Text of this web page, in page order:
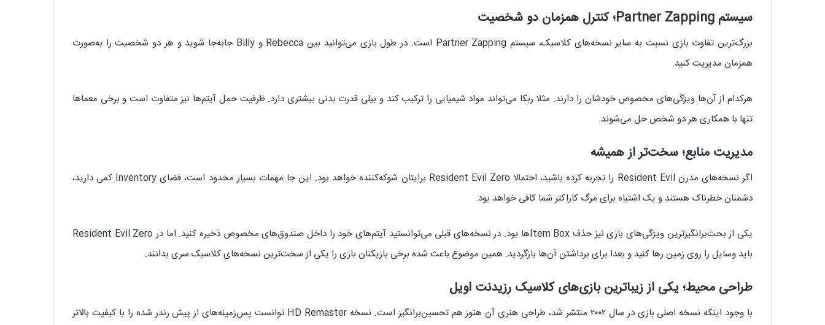
سیستم Partner Zapping؛ کنترل همزمان دو شخصیت
بزرگ‌ترین تفاوت بازی نسبت به سایر نسخه‌های کلاسیک، سیستم Partner Zapping است. در طول بازی می‌توانید بین Rebecca و Billy جابه‌جا شوید و هر دو شخصیت را به‌صورت
همزمان مدیریت کنید.
هرکدام از آن‌ها ویژگی‌های مخصوص خودشان را دارند. مثلا ربکا می‌تواند مواد شیمیایی را ترکیب کند و بیلی قدرت بدنی بیشتری دارد. ظرفیت حمل آیتم‌ها نیز متفاوت است و برخی معماها
تنها با همکاری هر دو شخص حل می‌شوند.
مدیریت منابع؛ سخت‌تر از همیشه
اگر نسخه‌های مدرن Resident Evil را تجربه کرده باشید، احتمالا Resident Evil Zero برایتان شوکه‌کننده خواهد بود. این جا مهمات بسیار محدود است، فضای Inventory کمی دارید،
دشمنان خطرناک هستند و یک اشتباه برای مرگ کاراکتر شما کافی خواهد بود.
یکی از بحث‌برانگیزترین ویژگی‌های بازی نیز حذف Item Boxها بود. در نسخه‌های قبلی می‌توانستید آیتم‌های خود را داخل صندوق‌های مخصوص ذخیره کنید. اما در Resident Evil Zero
باید وسایل را روی زمین رها کنید و بعدا برای برداشتن آن‌ها بازگردید. همین موضوع باعث شده برخی بازیکنان بازی را یکی از سخت‌ترین نسخه‌های کلاسیک سری بدانند.
طراحی محیط؛ یکی از زیباترین بازی‌های کلاسیک رزیدنت اویل
با وجود اینکه نسخه اصلی بازی در سال ۲۰۰۲ منتشر شد، طراحی هنری آن هنوز هم تحسین‌برانگیز است. نسخه HD Remaster توانست پس‌زمینه‌های از پیش رندر شده را با کیفیت بالاتر